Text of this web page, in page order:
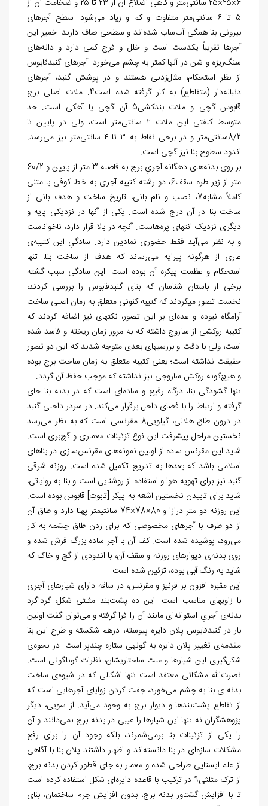
6×۲۵×۲۵ سانتی‌متر و گاهی اضلاع آن از ۲۳ تا ۲۵ و ضخامت آن از
۵ تا ۶ سانتی‌متر متفاوت و کم و زیاد می‌شود. سطح آجرهای
بیرونی بنا همگی آب‌ساب شده‌اند و سطحی صاف دارند. خمیر این
آجرها تقریباً یکدست است و خلل و فرج کمی دارد و دانه‌های
سنگ‌ریزه و شن در آن‏ها کمتر به چشم می‌خورد. آجرهای گنبدقابوس
از نظر استحکام، مثال‌زدنی هستند و در پوشش گنبد، آجرهای
دنباله‌دار (متقاطع) به کار گرفته شده است4. ملات اصلی برج
قابوس گچی و ملات بندکشی5 آن گچی یا آهکی است. حد
متوسط کلفتی این ملات ۲ سانتی‌متر است، ولی در پایین تا
8/2سانتی‌متر و در برخی نقاط به ۳ تا ۴ سانتی‌متر نیز می‌رسد.
اندود سطوح بنا نیز گچی است.
بر روی بدنه‌های دهگانه آجریِ برج به فاصله 3 متر از پایین و 60/2
متر از زیر طره سقف6، دو رشته کتیبه آجری به خط کوفی با متنی
کاملاً مشابه7، نصب و نام بانی، تاریخ ساخت و هدف بانی از
ساخت بنا در آن درج شده است. یکی از آن‏ها در نزدیکی پایه و
دیگری نزدیک انتهای پره‌هاست. آنچه در بالا قرار دارد، ناخواناست
و به نظر می‌آید فقط حضوری نمادین دارد. سادگیِ این کتیبه‌ی
عاری از هرگونه پیرایه می‌رساند که هدف از ساخت بنا، تنها
استحکام و عظمت پیکره آن بوده است. این سادگی سبب گشته
برخی از باستان شناسان که بنای گنبدقابوس را بررسی کردند،
نخست تصور می‎کردند که کتیبه کنونی متعلق به زمان اصلی ساخت
آرامگاه نبوده و عده‌ای بر این تصور، نکته‎ای نیز اضافه کردند که
کتیبه روکشی از ساروج داشته که به مرور زمان ریخته و فاسد شده
است، ولی با دقت و بررسی‎های بعدی متوجه شدند که این دو تصور
حقیقت نداشته است؛ یعنی کتیبه متعلق به زمان ساخت برج بوده
و هیچ‌گونه روکش ساروجی نیز نداشته که موجب حفظ آن گردد.
تنها گشودگی بنا، درگاه رفیع و ساده‌ای است که در بدنه بنا جای
گرفته و ارتباط را با فضای داخل برقرار می‌کند. در سردر داخلی گنبد
در درون طاق هلالی، گیلویی8 مقرنسی است که به نظر می‌رسد
نخستین مراحل پیشرفت این نوع تزئینات معماری و گچ‌بری است.
شاید این مقرنس ساده از اولین نمونه‌های مقرنس‌سازی در بناهای
اسلامی ‏باشد که بعدها به تدریج تکمیل شده است. روزنه شرقی
گنبد نیز برای تهویه هوا و استفاده از روشنایی است و بنا به روایاتی،
شاید برای تابیدن نخستین اشعه به پیکر [تابوت] قابوس بوده است.
این روزنه دو متر درازا و 80×78×74 سانتی‏متر پهنا دارد و طاق آن
از دو طرف با آجرهای مخصوصی که برای زدن طاق چشمه به کار
می‌رود، پوشیده شده است. کف آن با آجر ساده بزرگ فرش شده و
روی بدنه‌ی دیوارهای روزنه و سقف آن، با اندودی از گچ و خاک که
شاید به رنگ آبی بوده، تزئین شده است.
این مقبره افزون بر قرنیز و مقرنس، در ساقه دارای شیارهای آجری
با زاویه‎ای مناسب است. این ده پشت‌بند مثلثی شکل، گرداگرد
بدنه‌ی آجریِ استوانه‌ای مانند آن را فرا گرفته و می‌توان گفت اولین
بار در گنبدقابوس پلان دایره پیوسته، درهم شکسته و طرح این بنا
مقدمه‌ی تغییر پلان دایره به گونه‎‎‎ی ستاره چندپر است. در نحوه‌ی
شکل‌گیری این شیارها و علت ساختاریشان، نظرات گوناگونی است.
نصرت‌الله مشکاتی معتقد است تنها اشکالی که در شیوه‌ی ساخت
بدنه ی بنا به چشم می‌خورد، جفت کردن زوایای آجرهایی است که
از تقاطع پشت‌بندها و دیوار برج به وجود می‌آید. از سویی، دیگر
پژوهشگران نه تنها این شیارها را عیبی در بدنه برج نمی‌دانند و آن
‌را یکی از تزئینات بنا برمی‌شمرند، بلکه وجود آن ‌را برای رفع
مشکلات سازه‌ای در بنا دانسته‌اند و اظهار داشتند پلان بنا با آگاهی
از علم ایستایی طراحی شده و معمار به جای قطور کردن بدنه برج،
از ترک مثلثی9 در ترکیب با قاعده دایره‌ای شکل استفاده کرده است
تا با افزایش گشتاور بدنه برج، بدون افزایش جرم ساختمان، بنای